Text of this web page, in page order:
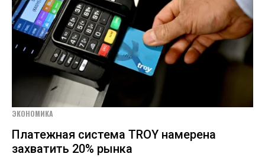
ЭКОНОМИКА
Платежная система TROY намерена
захватить 20% рынка